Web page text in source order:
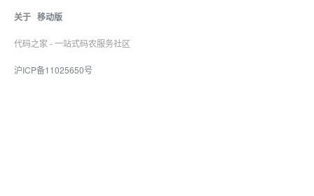
关于 移动版
代码之家 - 一站式码农服务社区
沪ICP备11025650号